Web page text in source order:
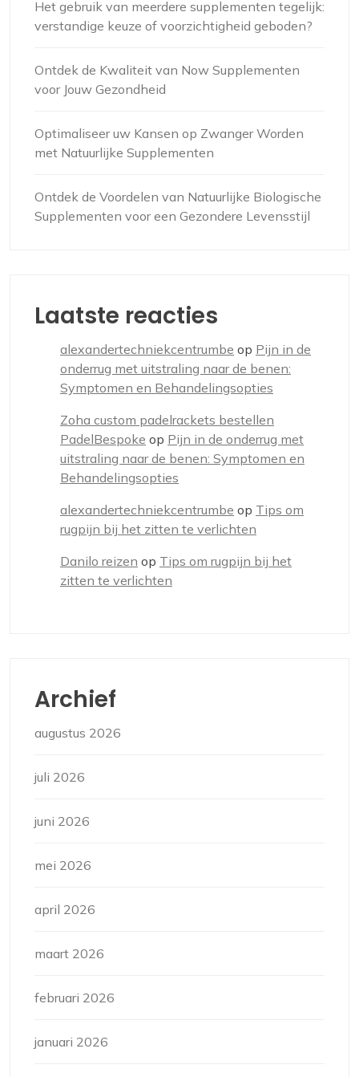
Het gebruik van meerdere supplementen tegelijk:
verstandige keuze of voorzichtigheid geboden?
Ontdek de Kwaliteit van Now Supplementen
voor Jouw Gezondheid
Optimaliseer uw Kansen op Zwanger Worden
met Natuurlijke Supplementen
Ontdek de Voordelen van Natuurlijke Biologische
Supplementen voor een Gezondere Levensstijl
Laatste reacties
alexandertechniekcentrumbe op Pijn in de
onderrug met uitstraling naar de benen:
Symptomen en Behandelingsopties
Zoha custom padelrackets bestellen
PadelBespoke op Pijn in de onderrug met
uitstraling naar de benen: Symptomen en
Behandelingsopties
alexandertechniekcentrumbe op Tips om
rugpijn bij het zitten te verlichten
Danilo reizen op Tips om rugpijn bij het
zitten te verlichten
Archief
augustus 2026
juli 2026
juni 2026
mei 2026
april 2026
maart 2026
februari 2026
januari 2026